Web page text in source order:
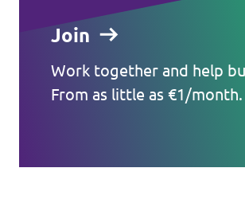
Join
Work together and help
From as little as €1/month.